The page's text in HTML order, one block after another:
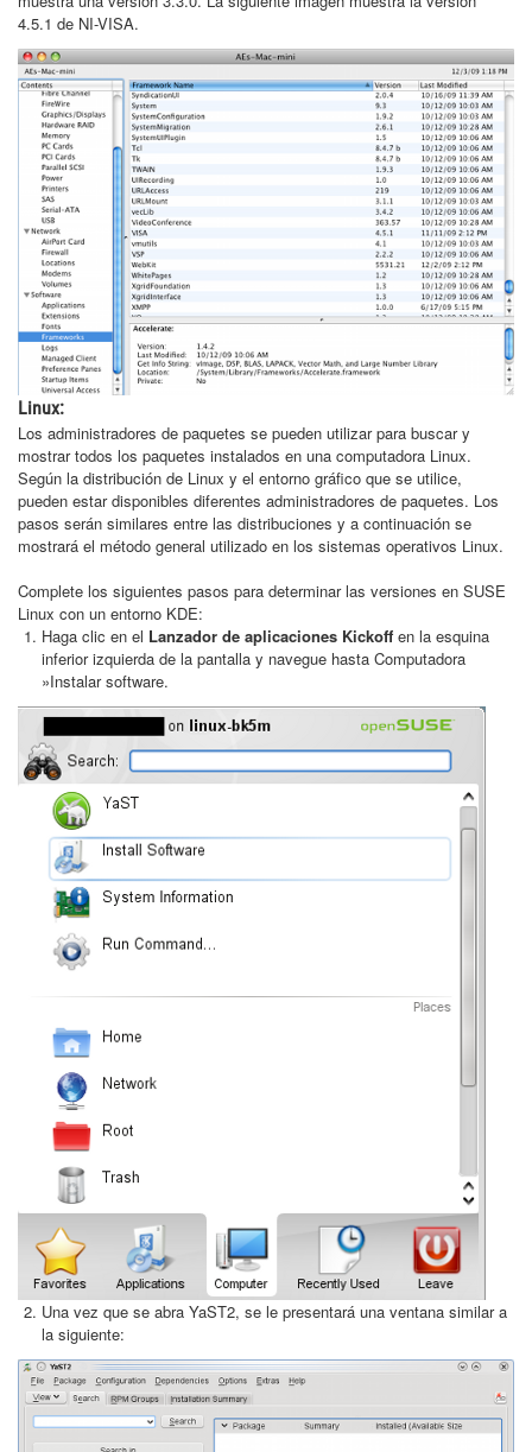
4.5.1 de NI-VISA.
Linux:
Los administradores de paquetes se pueden utilizar para buscar y
mostrar todos los paquetes instalados en una computadora Linux.
Según la distribución de Linux y el entorno gráfico que se utilice,
pueden estar disponibles diferentes administradores de paquetes. Los
pasos serán similares entre las distribuciones y a continuación se
mostrará el método general utilizado en los sistemas operativos Linux.
Complete los siguientes pasos para determinar las versiones en SUSE
Linux con un entorno KDE:
Haga clic en el Lanzador de aplicaciones Kickoff en la esquina
inferior izquierda de la pantalla y navegue hasta Computadora
»Instalar software.
Una vez que se abra YaST2, se le presentará una ventana similar a
la siguiente: